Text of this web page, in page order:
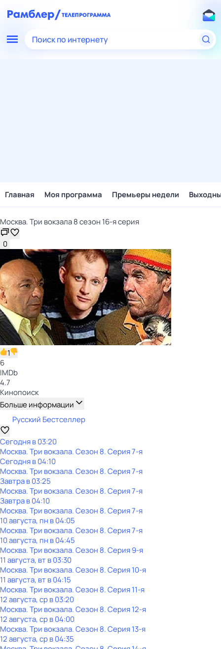
Поиск по интернету
Главная Моя программа Премьеры недели
Москва. Три вокзала 8 сезон 16-я серия
0
1
6
IMDb
4.7
Кинопоиск
Больше информации
Русский Бестселлер
Сегодня в 03:20
Москва. Три вокзала. Сезон 8. Серия 7-я
Сегодня в 04:10
Москва. Три вокзала. Сезон 8. Серия 7-я
Завтра в 03:25
Москва. Три вокзала. Сезон 8. Серия 7-я
Завтра в 04:10
Москва. Три вокзала. Сезон 8. Серия 7-я
10 августа, пн в 04:05
Москва. Три вокзала. Сезон 8. Серия 7-я
10 августа, пн в 04:45
Москва. Три вокзала. Сезон 8. Серия 9-я
11 августа, вт в 03:30
Москва. Три вокзала. Сезон 8. Серия 10-я
11 августа, вт в 04:15
Москва. Три вокзала. Сезон 8. Серия 11-я
12 августа, ср в 03:20
Москва. Три вокзала. Сезон 8. Серия 12-я
12 августа, ср в 04:00
Москва. Три вокзала. Сезон 8. Серия 13-я
12 августа, ср в 04:35